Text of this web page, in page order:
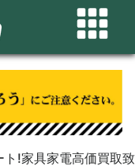
!家具家電高価買取致